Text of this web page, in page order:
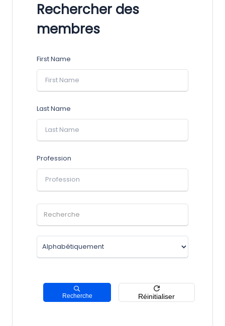
Rechercher des
membres
First Name
Last Name
Profession
Recherche Réinitialiser